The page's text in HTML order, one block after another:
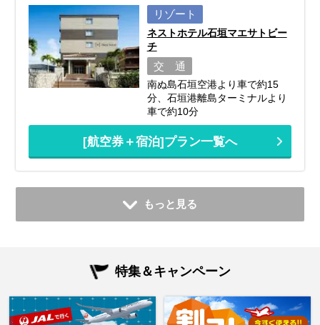
リゾート
ネストホテル石垣マエサトビー
チ
交 通
南ぬ島石垣空港より車で約15
分、石垣港離島ターミナルより
車で約10分
[航空券＋宿泊]プラン一覧へ
もっと見る
特集＆キャンペーン